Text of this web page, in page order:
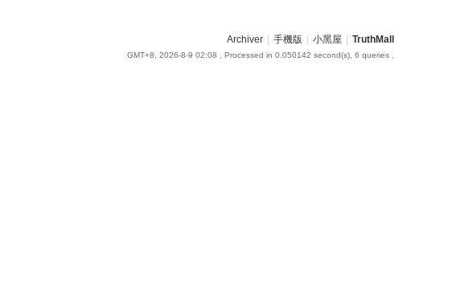
Archiver 手機版 小黑屋 TruthMall
GMT+8, 2026-8-9 02:08 , Processed in 0.050142 second(s), 6 queries .